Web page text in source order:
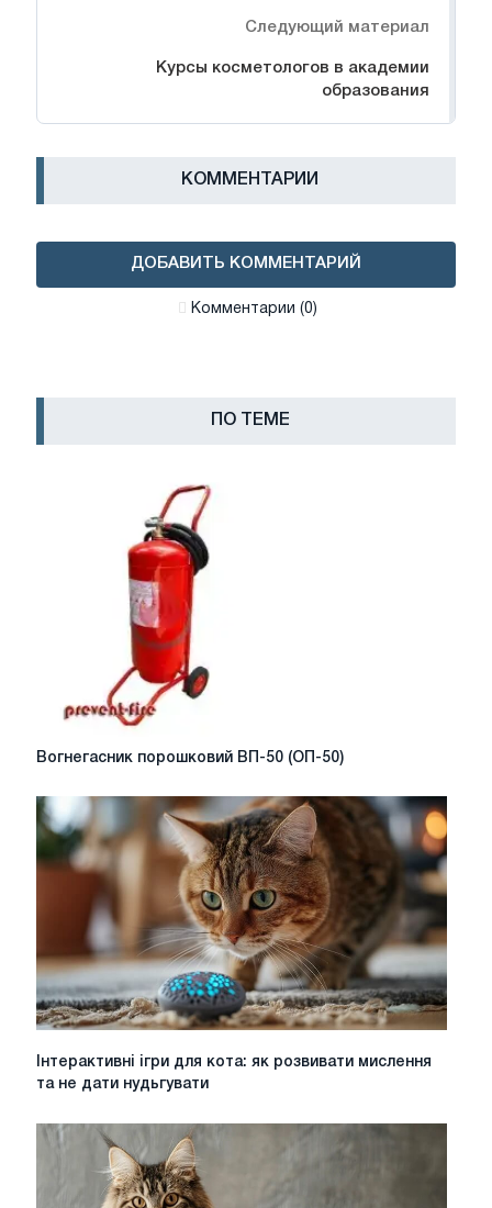
Следующий материал
Курсы косметологов в академии
образования
КОММЕНТАРИИ
ДОБАВИТЬ КОММЕНТАРИЙ
Комментарии (0)
ПО ТЕМЕ
Вогнегасник
ВП-50
(ОП-50)
Вогнегасник порошковий ВП-50 (ОП-50)
Інтерактивні
кота:
розвивати
мислення
Інтерактивні ігри для кота: як розвивати мислення
та не дати нудьгувати